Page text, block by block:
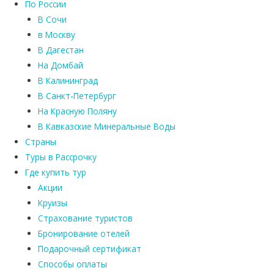
По России
В Сочи
в Москву
В Дагестан
На Домбай
В Калининград
В Санкт-Петербург
На Красную Поляну
В Кавказские Минеральные Воды
Страны
Туры в Рассрочку
Где купить тур
Акции
Круизы
Страхование туристов
Бронирование отелей
Подарочный сертификат
Способы оплаты